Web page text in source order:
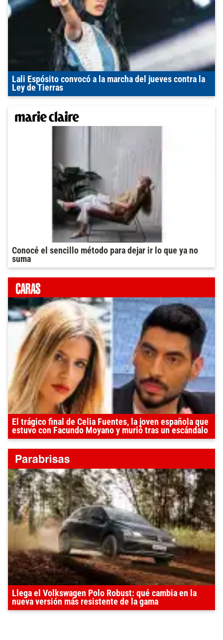
Lali Espósito convocó a la marcha del jueves contra la
Ley de Tierras
Conocé el sencillo método para dejar ir lo que ya no
suma
El trágico final de Celia Fuentes, la joven española que
estuvo con Facundo Moyano y murió tras un escándalo
Llega el Volkswagen Polo Robust: qué cambia en la
nueva versión más resistente de la gama